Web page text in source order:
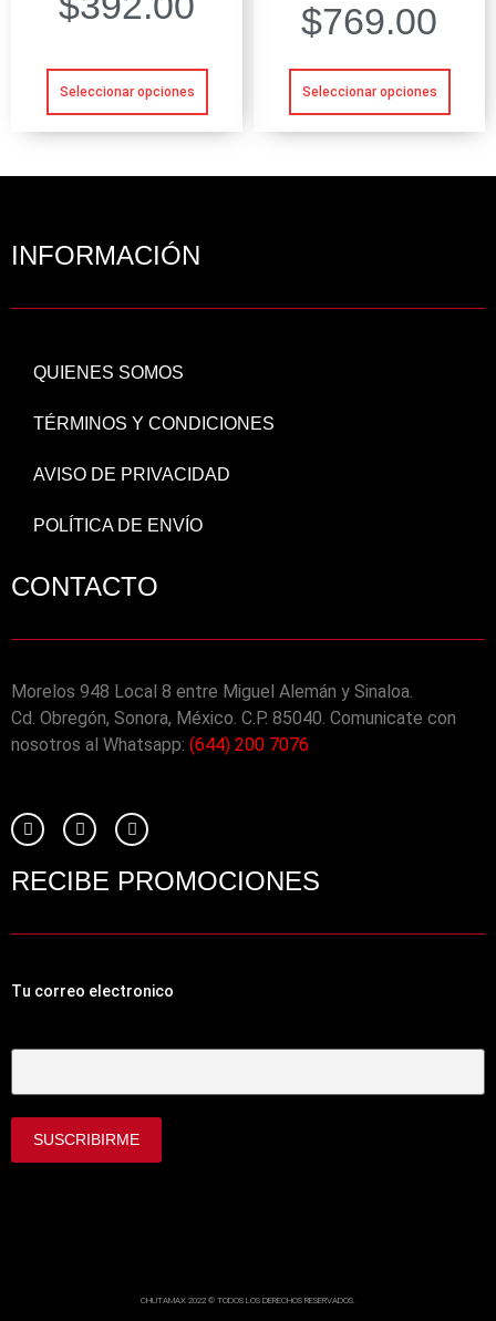
Seleccionar opciones
$769.00
Seleccionar opciones
INFORMACIÓN
QUIENES SOMOS
TÉRMINOS Y CONDICIONES
AVISO DE PRIVACIDAD
POLÍTICA DE ENVÍO
CONTACTO
Morelos 948 Local 8 entre Miguel Alemán y Sinaloa.
Cd. Obregón, Sonora, México. C.P. 85040. Comunicate con
nosotros al Whatsapp: (644) 200 7076
RECIBE PROMOCIONES
Tu correo electronico
CHUTAMAX 2022 © TODOS LOS DERECHOS RESERVADOS.